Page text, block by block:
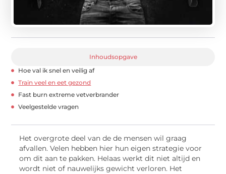
Inhoudsopgave
Hoe val ik snel en veilig af
Train veel en eet gezond
Fast burn extreme vetverbrander
Veelgestelde vragen
Het overgrote deel van de de mensen wil graag
afvallen. Velen hebben hier hun eigen strategie voor
om dit aan te pakken. Helaas werkt dit niet altijd en
wordt niet of nauwelijks gewicht verloren. Het